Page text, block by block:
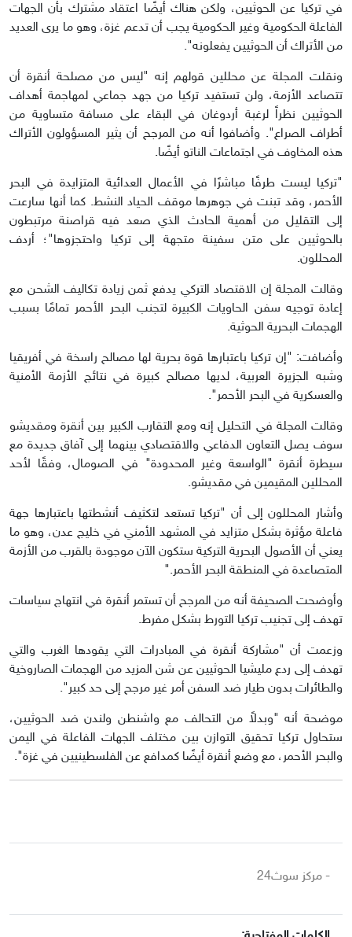
في تركيا عن الحوثيين، ولكن هناك أيضًا اعتقاد مشترك بأن الجهات
الفاعلة الحكومية وغير الحكومية يجب أن تدعم غزة، وهو ما يرى العديد
من الأتراك أن الحوثيين يفعلونه".
ونقلت المجلة عن محللين قولهم إنه "ليس من مصلحة أنقرة أن
تتصاعد الأزمة، ولن تستفيد تركيا من جهد جماعي لمهاجمة أهداف
الحوثيين نظراً لرغبة أردوغان في البقاء على مسافة متساوية من
أطراف الصراع". وأضافوا أنه من المرجح أن يثير المسؤولون الأتراك
هذه المخاوف في اجتماعات الناتو أيضًا.
"تركيا ليست طرفًا مباشرًا في الأعمال العدائية المتزايدة في البحر
الأحمر، وقد تبنت في جوهرها موقف الحياد النشط. كما أنها سارعت
إلى التقليل من أهمية الحادث الذي صعد فيه قراصنة مرتبطون
بالحوثيين على متن سفينة متجهة إلى تركيا واحتجزوها"؛ أردف
المحللون.
وقالت المجلة إن الاقتصاد التركي يدفع ثمن زيادة تكاليف الشحن مع
إعادة توجيه سفن الحاويات الكبيرة لتجنب البحر الأحمر تمامًا بسبب
الهجمات البحرية الحوثية.
وأضافت: "إن تركيا باعتبارها قوة بحرية لها مصالح راسخة في أفريقيا
وشبه الجزيرة العربية، لديها مصالح كبيرة في نتائج الأزمة الأمنية
والعسكرية في البحر الأحمر".
وقالت المجلة في التحليل إنه ومع التقارب الكبير بين أنقرة ومقديشو
سوف يصل التعاون الدفاعي والاقتصادي بينهما إلى آفاق جديدة مع
سيطرة أنقرة "الواسعة وغير المحدودة" في الصومال، وفقًا لأحد
المحللين المقيمين في مقديشو.
وأشار المحللون إلى أن "تركيا تستعد لتكثيف أنشطتها باعتبارها جهة
فاعلة مؤثرة بشكل متزايد في المشهد الأمني في خليج عدن، وهو ما
يعني أن الأصول البحرية التركية ستكون الآن موجودة بالقرب من الأزمة
المتصاعدة في المنطقة البحر الأحمر."
وأوضحت الصحيفة أنه من المرجح أن تستمر أنقرة في انتهاج سياسات
تهدف إلى تجنيب تركيا التورط بشكل مفرط.
وزعمت أن "مشاركة أنقرة في المبادرات التي يقودها الغرب والتي
تهدف إلى ردع مليشيا الحوثيين عن شن المزيد من الهجمات الصاروخية
والطائرات بدون طيار ضد السفن أمر غير مرجح إلى حد كبير".
موضحة أنه "وبدلاً من التحالف مع واشنطن ولندن ضد الحوثيين،
ستحاول تركيا تحقيق التوازن بين مختلف الجهات الفاعلة في اليمن
والبحر الأحمر، مع وضع أنقرة أيضًا كمدافع عن الفلسطينيين في غزة".
- مركز سوث24